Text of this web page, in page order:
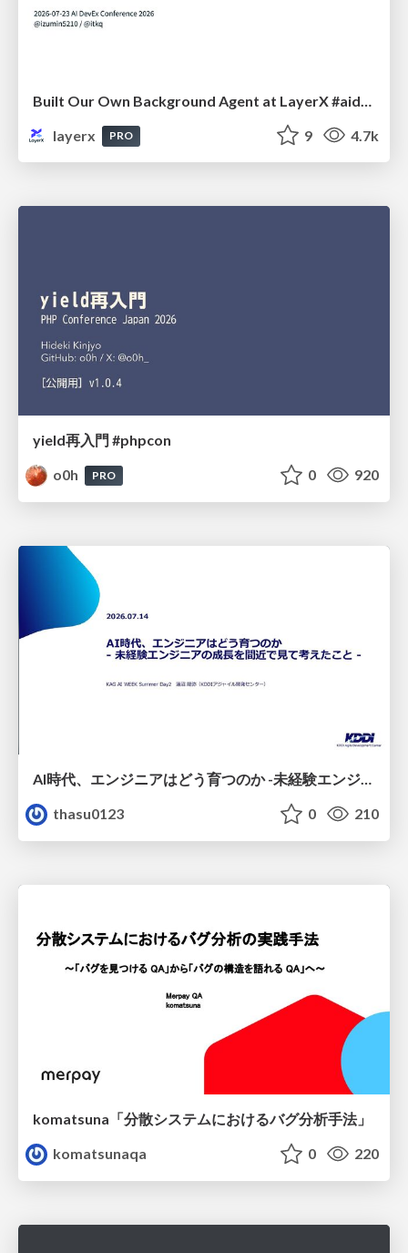
layerx
PRO 9 4.7k
yield再入門 #phpcon
o0h
PRO 0 920
AI時代、エンジニアはどう育つのか -未経験エンジニアの成長を間近で見て考えたこと-
thasu0123
0 210
komatsuna「分散システムにおけるバグ分析手法」
komatsunaqa
0 220